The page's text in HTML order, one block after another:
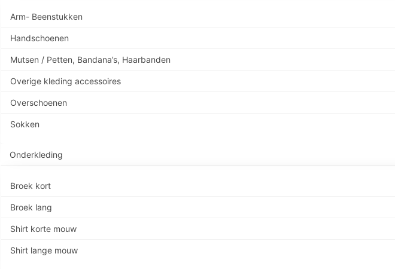
Arm- Beenstukken
Handschoenen
Mutsen / Petten, Bandana’s, Haarbanden
Overige kleding accessoires
Overschoenen
Sokken
Onderkleding
Broek kort
Broek lang
Shirt korte mouw
Shirt lange mouw